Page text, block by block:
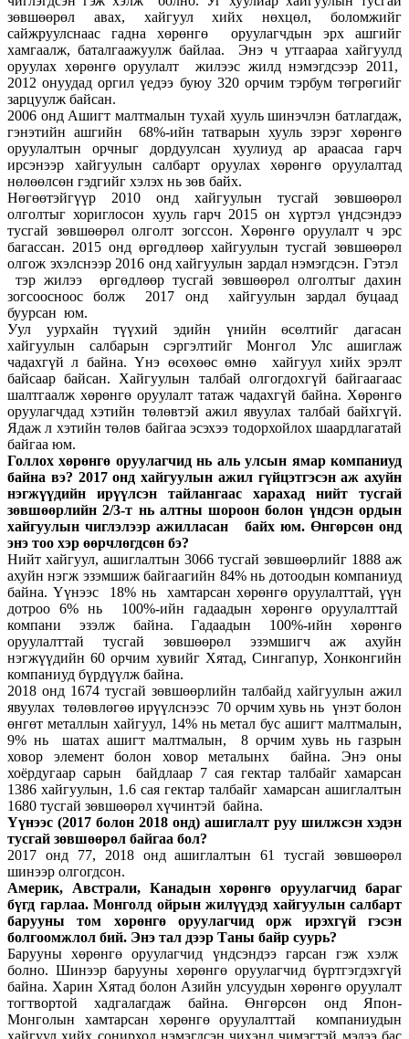
зөвшөөрөл авах, хайгуул хийх нөхцөл, боломжийг
сайжруулснаас гадна хөрөнгө оруулагчдын эрх ашгийг
хамгаалж, баталгаажуулж байлаа. Энэ ч утгаараа хайгуулд
оруулах хөрөнгө оруулалт жилээс жилд нэмэгдсээр 2011,
2012 онуудад оргил үедээ буюу 320 орчим тэрбум төгрөгийг
зарцуулж байсан.
2006 онд Ашигт малтмалын тухай хууль шинэчлэн батлагдаж,
гэнэтийн ашгийн 68%-ийн татварын хууль зэрэг хөрөнгө
оруулалтын орчныг дордуулсан хуулиуд ар араасаа гарч
ирсэнээр хайгуулын салбарт оруулах хөрөнгө оруулалтад
нөлөөлсөн гэдгийг хэлэх нь зөв байх.
Нөгөөтэйгүүр 2010 онд хайгуулын тусгай зөвшөөрөл
олголтыг хориглосон хууль гарч 2015 он хүртэл үндсэндээ
тусгай зөвшөөрөл олголт зогссон. Хөрөнгө оруулалт ч эрс
багассан. 2015 онд өргөдлөөр хайгуулын тусгай зөвшөөрөл
олгож эхэлснээр 2016 онд хайгуулын зардал нэмэгдсэн. Гэтэл
тэр жилээ өргөдлөөр тусгай зөвшөөрөл олголтыг дахин
зогсоосноос болж 2017 онд хайгуулын зардал буцаад
буурсан юм.
Уул уурхайн түүхий эдийн үнийн өсөлтийг дагасан
хайгуулын салбарын сэргэлтийг Монгол Улс ашиглаж
чадахгүй л байна. Үнэ өсөхөөс өмнө хайгуул хийх эрэлт
байсаар байсан. Хайгуулын талбай олгогдохгүй байгаагаас
шалтгаалж хөрөнгө оруулалт татаж чадахгүй байна. Хөрөнгө
оруулагчдад хэтийн төлөвтэй ажил явуулах талбай байхгүй.
Ядаж л хэтийн төлөв байгаа эсэхээ тодорхойлох шаардлагатай
байгаа юм.
Голлох хөрөнгө оруулагчид нь аль улсын ямар компаниуд
байна вэ? 2017 онд хайгуулын ажил гүйцэтгэсэн аж ахуйн
нэгжүүдийн ирүүлсэн тайлангаас харахад нийт тусгай
зөвшөөрлийн 2/3-т нь алтны шороон болон үндсэн ордын
хайгуулын чиглэлээр ажилласан байх юм. Өнгөрсөн онд
энэ тоо хэр өөрчлөгдсөн бэ?
Нийт хайгуул, ашиглалтын 3066 тусгай зөвшөөрлийг 1888 аж
ахуйн нэгж эзэмшиж байгаагийн 84% нь дотоодын компаниуд
байна. Үүнээс 18% нь хамтарсан хөрөнгө оруулалттай, үүн
дотроо 6% нь 100%-ийн гадаадын хөрөнгө оруулалттай
компани эзэлж байна. Гадаадын 100%-ийн хөрөнгө
оруулалттай тусгай зөвшөөрөл эзэмшигч аж ахуйн
нэгжүүдийн 60 орчим хувийг Хятад, Сингапур, Хонконгийн
компаниуд бүрдүүлж байна.
2018 онд 1674 тусгай зөвшөөрлийн талбайд хайгуулын ажил
явуулах төлөвлөгөө ирүүлснээс 70 орчим хувь нь үнэт болон
өнгөт металлын хайгуул, 14% нь метал бус ашигт малтмалын,
9% нь шатах ашигт малтмалын, 8 орчим хувь нь газрын
ховор элемент болон ховор металынх байна. Энэ оны
хоёрдугаар сарын байдлаар 7 сая гектар талбайг хамарсан
1386 хайгуулын, 1.6 сая гектар талбайг хамарсан ашиглалтын
1680 тусгай зөвшөөрөл хүчинтэй байна.
Үүнээс (2017 болон 2018 онд) ашиглалт руу шилжсэн хэдэн
тусгай зөвшөөрөл байгаа бол?
2017 онд 77, 2018 онд ашиглалтын 61 тусгай зөвшөөрөл
шинээр олгогдсон.
Америк, Австрали, Канадын хөрөнгө оруулагчид бараг
бүгд гарлаа. Монголд ойрын жилүүдэд хайгуулын салбарт
барууны том хөрөнгө оруулагчид орж ирэхгүй гэсэн
болгоомжлол бий. Энэ тал дээр Таны байр суурь?
Барууны хөрөнгө оруулагчид үндсэндээ гарсан гэж хэлж
болно. Шинээр барууны хөрөнгө оруулагчид бүртгэгдэхгүй
байна. Харин Хятад болон Азийн улсуудын хөрөнгө оруулалт
тогтвортой хадгалагдаж байна. Өнгөрсөн онд Япон-
Монголын хамтарсан хөрөнгө оруулалттай компаниудын